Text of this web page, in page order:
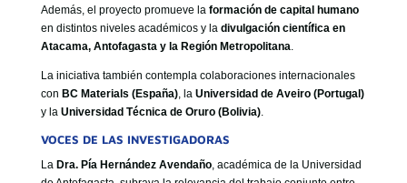
Además, el proyecto promueve la formación de capital humano
en distintos niveles académicos y la divulgación científica en
Atacama, Antofagasta y la Región Metropolitana
La iniciativa también contempla colaboraciones internacionales
con BC Materials (España), la Universidad de Aveiro (Portugal)
y la Universidad Técnica de Oruro (Bolivia).
VOCES DE LAS INVESTIGADORAS
La Dra. Pía Hernández Avendaño, académica de la Universidad